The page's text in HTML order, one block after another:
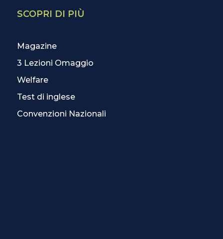
SCOPRI DI PIÙ
Magazine
3 Lezioni Omaggio
Welfare
Test di inglese
Convenzioni Nazionali